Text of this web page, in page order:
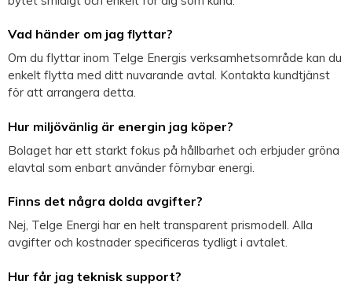
Vad händer om jag flyttar?
Om du flyttar inom Telge Energis verksamhetsområde kan du
enkelt flytta med ditt nuvarande avtal. Kontakta kundtjänst
för att arrangera detta.
Hur miljövänlig är energin jag köper?
Bolaget har ett starkt fokus på hållbarhet och erbjuder gröna
elavtal som enbart använder förnybar energi.
Finns det några dolda avgifter?
Nej, Telge Energi har en helt transparent prismodell. Alla
avgifter och kostnader specificeras tydligt i avtalet.
Hur får jag teknisk support?